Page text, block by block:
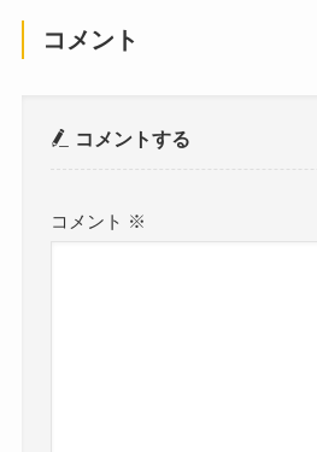
コメント
コメントする
コメント ※